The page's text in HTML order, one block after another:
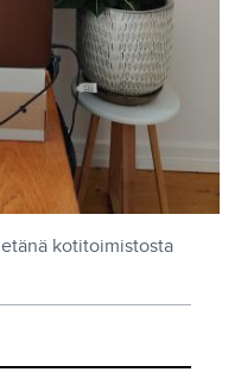
kotitoimistosta